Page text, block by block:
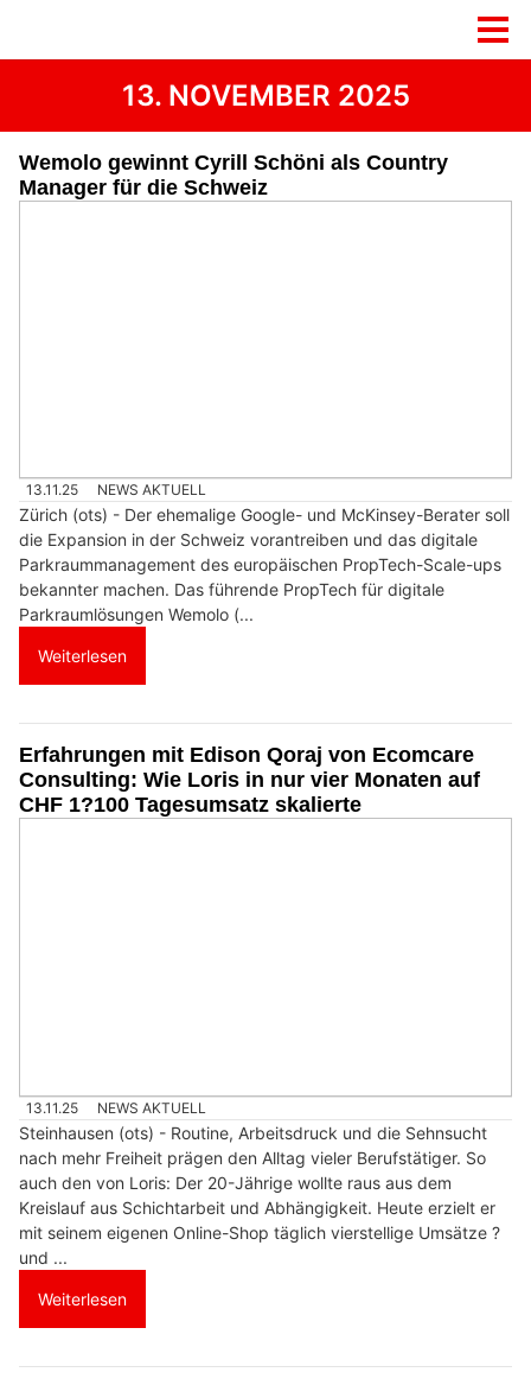
13. NOVEMBER 2025
Wemolo gewinnt Cyrill Schöni als Country
Manager für die Schweiz
13.11.25 NEWS AKTUELL
Zürich (ots) - Der ehemalige Google- und McKinsey-Berater soll
die Expansion in der Schweiz vorantreiben und das digitale
Parkraummanagement des europäischen PropTech-Scale-ups
bekannter machen. Das führende PropTech für digitale
Parkraumlösungen Wemolo (...
Weiterlesen
Erfahrungen mit Edison Qoraj von Ecomcare
Consulting: Wie Loris in nur vier Monaten auf
CHF 1?100 Tagesumsatz skalierte
13.11.25 NEWS AKTUELL
Steinhausen (ots) - Routine, Arbeitsdruck und die Sehnsucht
nach mehr Freiheit prägen den Alltag vieler Berufstätiger. So
auch den von Loris: Der 20-Jährige wollte raus aus dem
Kreislauf aus Schichtarbeit und Abhängigkeit. Heute erzielt er
mit seinem eigenen Online-Shop täglich vierstellige Umsätze ?
und ...
Weiterlesen